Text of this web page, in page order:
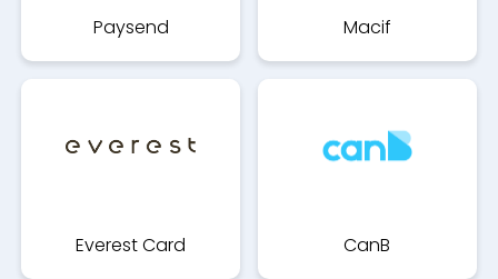
Paysend Macif
Everest Card CanB